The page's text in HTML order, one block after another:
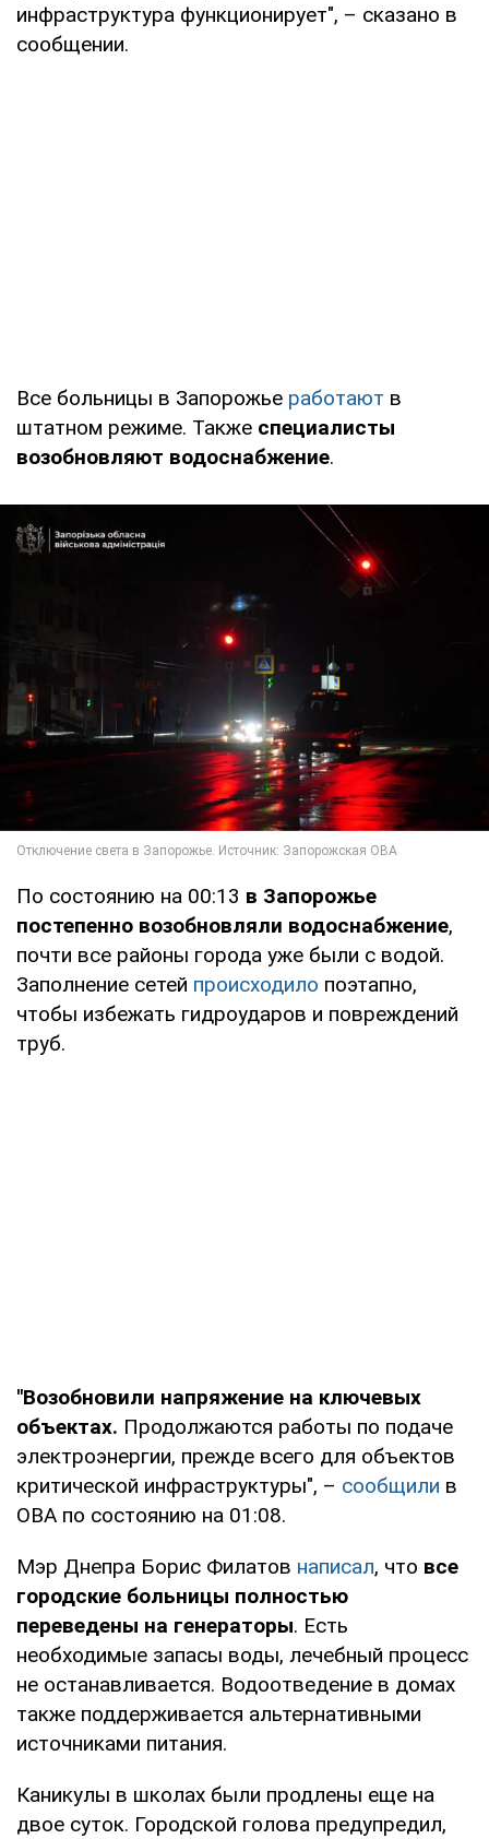
инфраструктура функционирует", – сказано в
сообщении.
Все больницы в Запорожье работают в
штатном режиме. Также специалисты
возобновляют водоснабжение.
По состоянию на 00:13 в Запорожье
постепенно возобновляли водоснабжение,
почти все районы города уже были с водой.
Заполнение сетей происходило поэтапно,
чтобы избежать гидроударов и повреждений
труб.
"Возобновили напряжение на ключевых
объектах. Продолжаются работы по подаче
электроэнергии, прежде всего для объектов
критической инфраструктуры", – сообщили в
ОВА по состоянию на 01:08.
Мэр Днепра Борис Филатов написал, что все
городские больницы полностью
переведены на генераторы. Есть
необходимые запасы воды, лечебный процесс
не останавливается. Водоотведение в домах
также поддерживается альтернативными
источниками питания.
Каникулы в школах были продлены еще на
двое суток. Городской голова предупредил,